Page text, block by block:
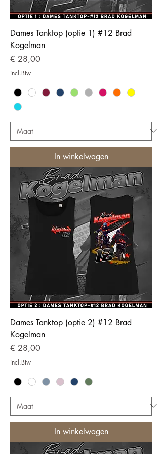
Dames Tanktop (optie 1) #12 Brad
Kogelman
Prijs
€ 28,00
incl.Btw
In winkelwagen
Dames Tanktop (optie 2) #12 Brad
Kogelman
Prijs
€ 28,00
incl.Btw
In winkelwagen